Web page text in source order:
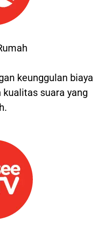
keunggulan biaya
suara yang